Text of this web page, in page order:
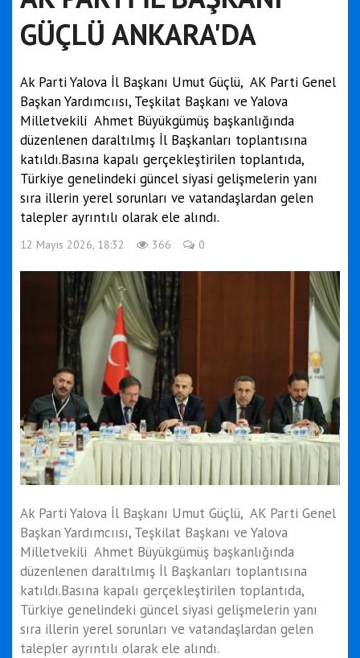
GÜÇLÜ ANKARA'DA
Ak Parti Yalova İl Başkanı Umut Güçlü, AK Parti Genel
Başkan Yardımcıısı, Teşkilat Başkanı ve Yalova
Milletvekili Ahmet Büyükgümüş başkanlığında
düzenlenen daraltılmış İl Başkanları toplantısına
katıldı.Basına kapalı gerçekleştirilen toplantıda,
Türkiye genelindeki güncel siyasi gelişmelerin yanı
sıra illerin yerel sorunları ve vatandaşlardan gelen
talepler ayrıntılı olarak ele alındı.
12 Mayıs 2026, 18:32 366 0
Ak Parti Yalova İl Başkanı Umut Güçlü, AK Parti Genel
Başkan Yardımcıısı, Teşkilat Başkanı ve Yalova
Milletvekili Ahmet Büyükgümüş başkanlığında
düzenlenen daraltılmış İl Başkanları toplantısına
katıldı.Basına kapalı gerçekleştirilen toplantıda,
Türkiye genelindeki güncel siyasi gelişmelerin yanı
sıra illerin yerel sorunları ve vatandaşlardan gelen
talepler ayrıntılı olarak ele alındı.